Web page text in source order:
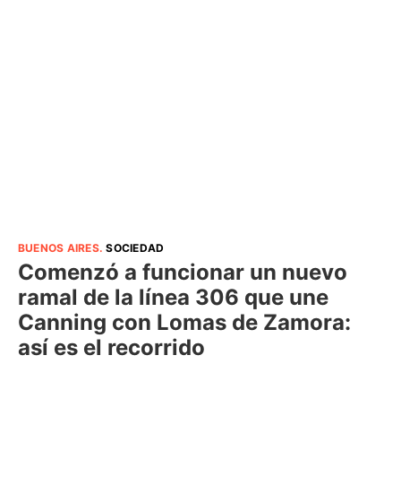
BUENOS AIRES.SOCIEDAD
Comenzó a funcionar un nuevo
ramal de la línea 306 que une
Canning con Lomas de Zamora:
así es el recorrido